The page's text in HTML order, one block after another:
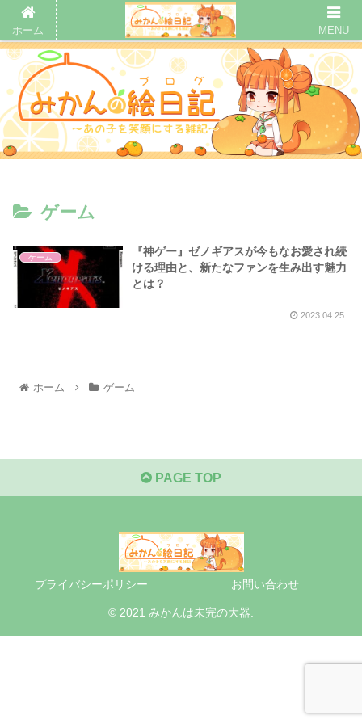
ゲーム
ゲーム
『神ゲー』ゼノギアスが今もなお愛され続
ける理由と、新たなファンを生み出す魅力
とは？
2023.04.25
ホーム ゲーム
PAGE TOP
プライバシーポリシー お問い合わせ
© 2021 みかんは未完の大器.
ホーム MENU